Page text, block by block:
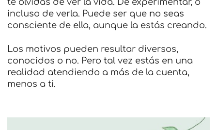
te olvidas de ver la vida. De experimentar, o
incluso de verla. Puede ser que no seas
consciente de ella, aunque la estás creando.
Los motivos pueden resultar diversos,
conocidos o no. Pero tal vez estás en una
realidad atendiendo a más de la cuenta,
menos a ti.